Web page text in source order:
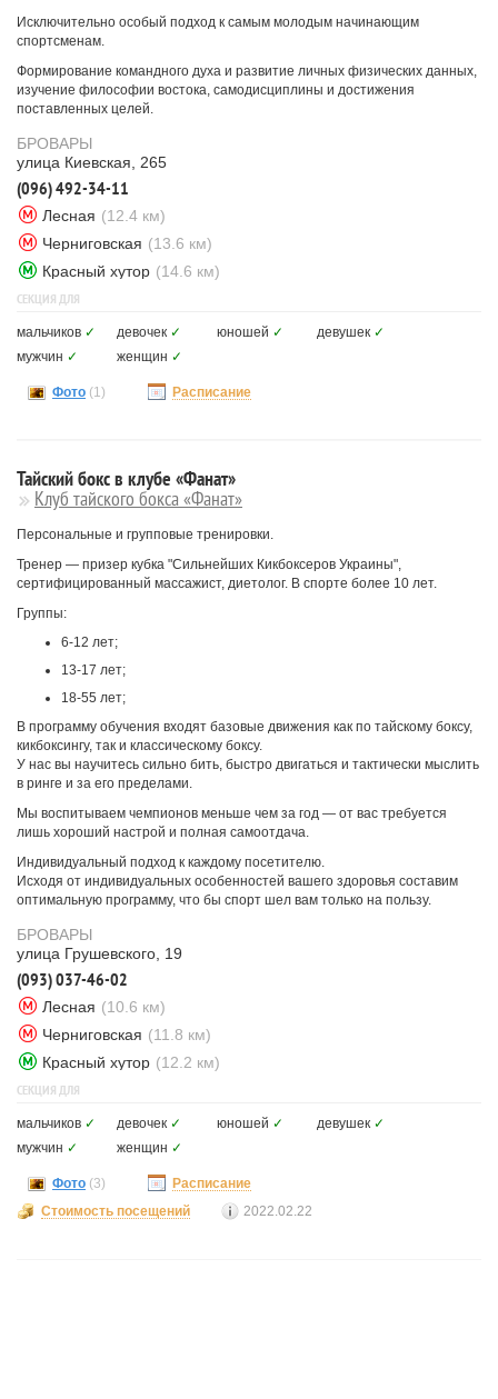
Исключительно особый подход к самым молодым начинающим
спортсменам.
Формирование командного духа и развитие личных физических данных,
изучение философии востока, самодисциплины и достижения
поставленных целей.
БРОВАРЫ
улица Киевская, 265
(096) 492-34-11
Лесная (12.4 км)
Черниговская (13.6 км)
Красный хутор (14.6 км)
СЕКЦИЯ ДЛЯ
мальчиков ✓ девочек ✓ юношей ✓ девушек ✓
мужчин ✓ женщин ✓
Фото (1) Расписание
Тайский бокс в клубе «Фанат»
Клуб тайского бокса «Фанат»
Персональные и групповые тренировки.
Тренер — призер кубка "Cильнейших Кикбоксеров Украины",
сертифицированный массажист, диетолог. В спорте более 10 лет.
Группы:
6-12 лет;
13-17 лет;
18-55 лет;
В программу обучения входят базовые движения как по тайскому боксу,
кикбоксингу, так и классическому боксу.
У нас вы научитесь сильно бить, быстро двигаться и тактически мыслить
в ринге и за его пределами.
Мы воспитываем чемпионов меньше чем за год — от вас требуется
лишь хороший настрой и полная самоотдача.
Индивидуальный подход к каждому посетителю.
Исходя от индивидуальных особенностей вашего здоровья составим
оптимальную программу, что бы спорт шел вам только на пользу.
БРОВАРЫ
улица Грушевского, 19
(093) 037-46-02
Лесная (10.6 км)
Черниговская (11.8 км)
Красный хутор (12.2 км)
СЕКЦИЯ ДЛЯ
мальчиков ✓ девочек ✓ юношей ✓ девушек ✓
мужчин ✓ женщин ✓
Фото (3)
Расписание
Стоимость посещений
2022.02.22